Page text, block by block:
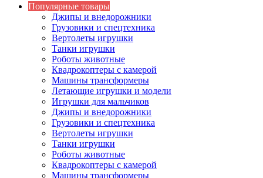
Популярные товары
Джипы и внедорожники
Грузовики и спецтехника
Вертолеты игрушки
Танки игрушки
Роботы животные
Квадрокоптеры с камерой
Машины трансформеры
Летающие игрушки и модели
Игрушки для мальчиков
Джипы и внедорожники
Грузовики и спецтехника
Вертолеты игрушки
Танки игрушки
Роботы животные
Квадрокоптеры с камерой
Машины трансформеры